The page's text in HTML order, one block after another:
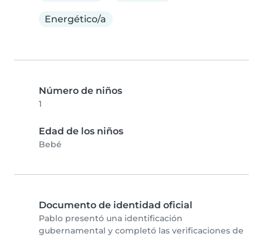
Energético/a
Número de niños
1
Edad de los niños
Bebé
Documento de identidad oficial
Pablo presentó una identificación
gubernamental y completó las verificaciones de